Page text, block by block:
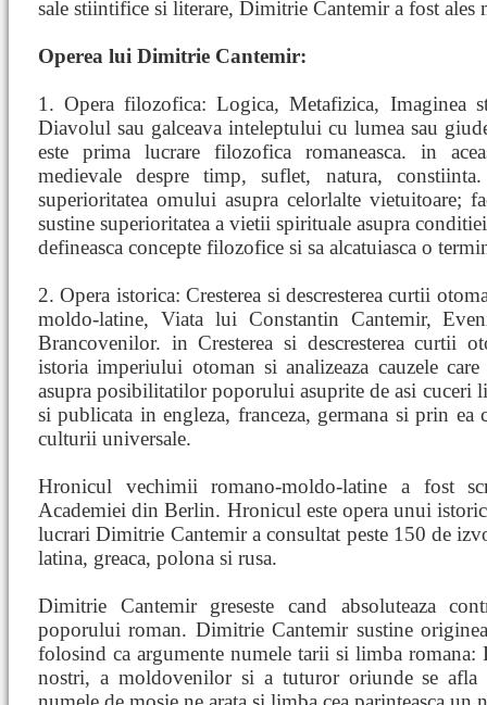
sale stiintifice si literare, Dimitrie Cantemir a fost
Operea lui Dimitrie Cantemir:
1. Opera filozofica: Logica, Metafizica, Imaginea
Diavolul sau galceava inteleptului cu lumea sau
este prima lucrare filozofica romaneasca. in
medievale despre timp, suflet, natura,
superioritatea omului asupra celorlalte vietuitoare;
sustine superioritatea a vietii spirituale asupra
defineasca concepte filozofice si sa alcatuiasca o
2. Opera istorica: Cresterea si descresterea curtii
moldo-latine, Viata lui Constantin Cantemir,
Brancovenilor. in Cresterea si descresterea curtii
istoria imperiului otoman si analizeaza cauzele
asupra posibilitatilor poporului asuprite de asi cuceri
si publicata in engleza, franceza, germana si prin
culturii universale.
Hronicul vechimii romano-moldo-latine a fost
Academiei din Berlin. Hronicul este opera unui
lucrari Dimitrie Cantemir a consultat peste 150 de
latina, greaca, polona si rusa.
Dimitrie Cantemir greseste cand absoluteaza
poporului roman. Dimitrie Cantemir sustine
folosind ca argumente numele tarii si limba
nostri, a moldovenilor si a tuturor oriunde se